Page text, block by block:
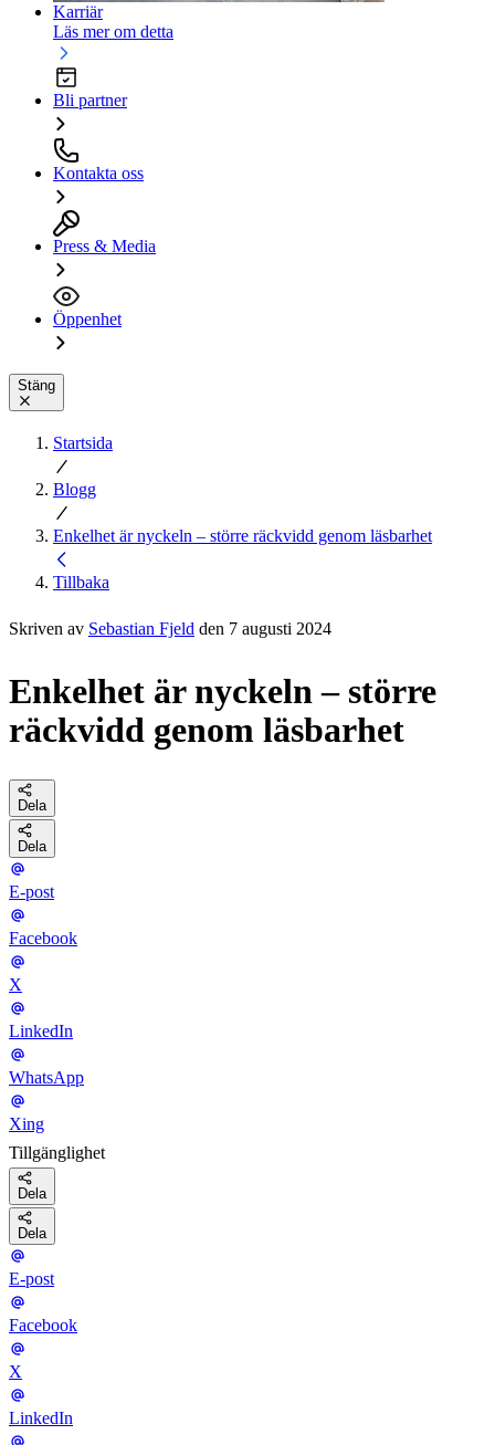
Karriär
Läs mer om detta
Bli partner
Kontakta oss
Press & Media
Öppenhet
Stäng
Startsida
Blogg
Enkelhet är nyckeln – större räckvidd genom läsbarhet
Tillbaka
Skriven av Sebastian Fjeld den 7 augusti 2024
Enkelhet är nyckeln – större
räckvidd genom läsbarhet
Dela
Dela
E-post
Facebook
X
LinkedIn
WhatsApp
Xing
Tillgänglighet
Dela
Dela
E-post
Facebook
X
LinkedIn